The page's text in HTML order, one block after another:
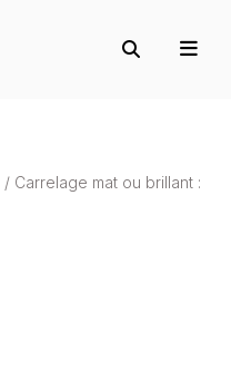
/ Carrelage mat ou brillant :